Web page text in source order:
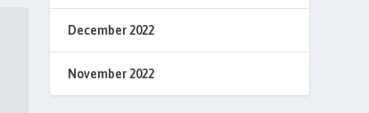
December 2022
November 2022